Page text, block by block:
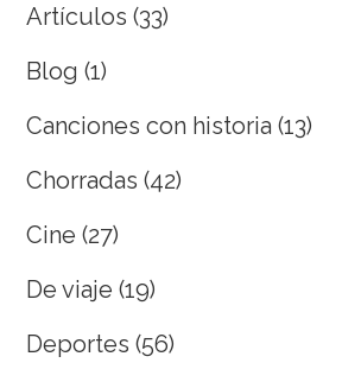
Artículos (33)
Blog (1)
Canciones con historia (13)
Chorradas (42)
Cine (27)
De viaje (19)
Deportes (56)